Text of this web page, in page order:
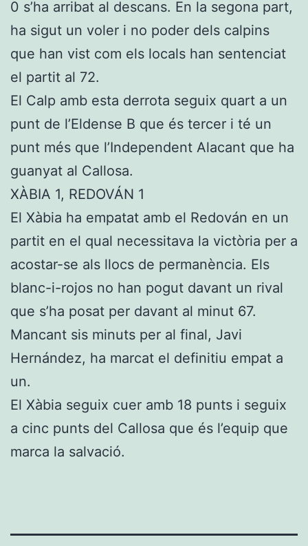
0 s’ha arribat al descans. En la segona part,
ha sigut un voler i no poder dels calpins
que han vist com els locals han sentenciat
el partit al 72.
El Calp amb esta derrota seguix quart a un
punt de l’Eldense B que és tercer i té un
punt més que l’Independent Alacant que ha
guanyat al Callosa.
XÀBIA 1, REDOVÁN 1
El Xàbia ha empatat amb el Redován en un
partit en el qual necessitava la victòria per a
acostar-se als llocs de permanència. Els
blanc-i-rojos no han pogut davant un rival
que s’ha posat per davant al minut 67.
Mancant sis minuts per al final, Javi
Hernández, ha marcat el definitiu empat a
un.
El Xàbia seguix cuer amb 18 punts i seguix
a cinc punts del Callosa que és l’equip que
marca la salvació.